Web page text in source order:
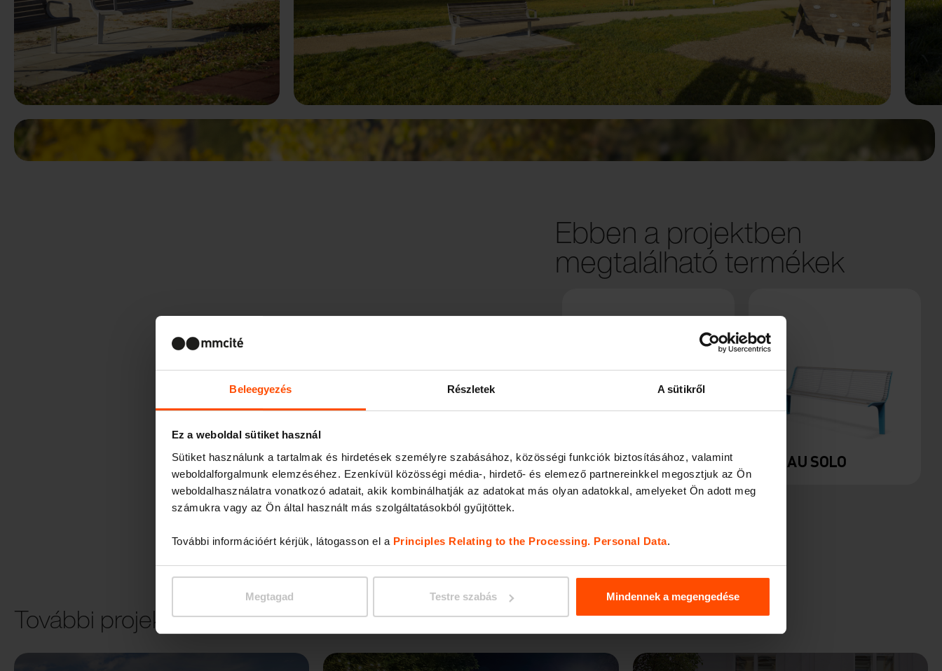
Beleegyezés Részletek A sütikről
Ez a weboldal sütiket használ
Sütiket használunk a tartalmak és hirdetések személyre szabásához, közösségi funkciók biztosításához, valamint
weboldalforgalmunk elemzéséhez. Ezenkívül közösségi média-, hirdető- és elemező partnereinkkel megosztjuk az Ön
weboldalhasználatra vonatkozó adatait, akik kombinálhatják az adatokat más olyan adatokkal, amelyeket Ön adott meg
számukra vagy az Ön által használt más szolgáltatásokból gyűjtöttek.
További információért kérjük, látogasson el a Principles Relating to the Processing. Personal Data.
Megtagad Testre szabás Mindennek a megengedése
Ebben a projektben
megtalálható termékek
MINIUM EMAU SOLO
További projektek